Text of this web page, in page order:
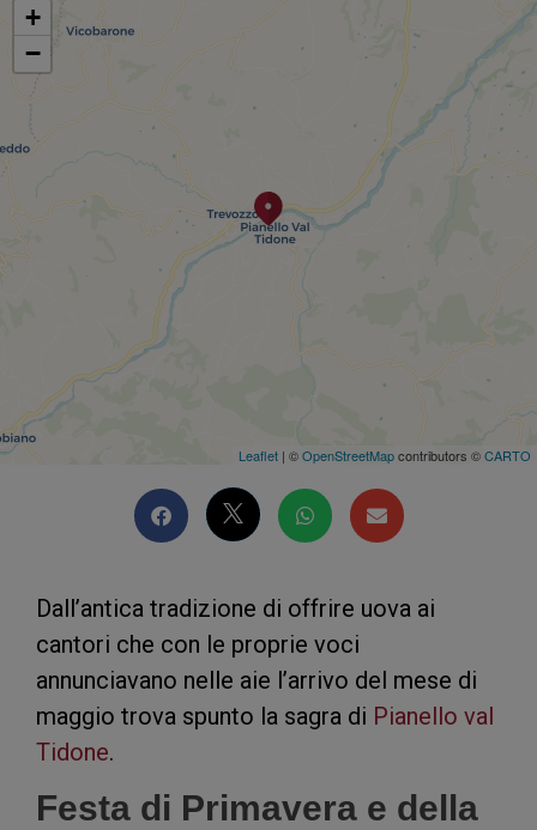
+
−
Leaflet | ©OpenStreetMapcontributors ©CARTO
Dall’antica tradizione di offrire uova ai
cantori che con le proprie voci
annunciavano nelle aie l’arrivo del mese di
maggio trova spunto la sagra di Pianello val
Tidone.
Festa di Primavera e della